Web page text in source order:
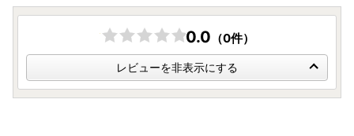
0.0 （0件）
レビューを非表示にする